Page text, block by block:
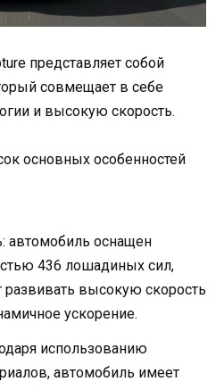
представляет собой
совмещает в себе
и высокую скорость.
основных особенностей
автомобиль оснащен
436 лошадиных сил,
развивать высокую скорость
ускорение.
использованию
автомобиль имеет